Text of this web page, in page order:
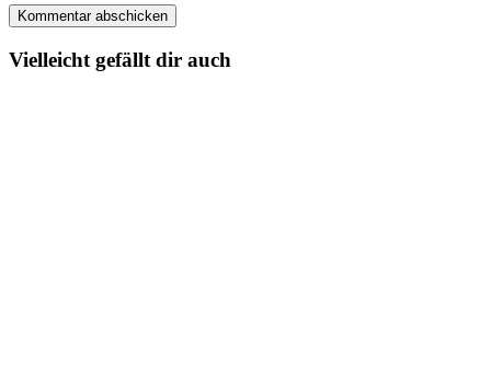
Vielleicht gefällt dir auch